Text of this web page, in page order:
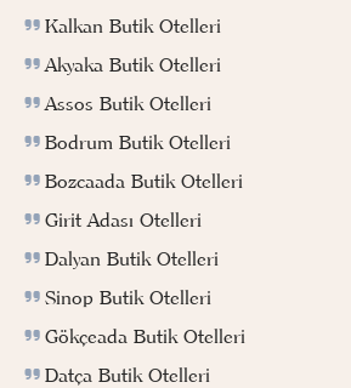
Kalkan Butik Otelleri
Akyaka Butik Otelleri
Assos Butik Otelleri
Bodrum Butik Otelleri
Bozcaada Butik Otelleri
Girit Adası Otelleri
Dalyan Butik Otelleri
Sinop Butik Otelleri
Gökçeada Butik Otelleri
Datça Butik Otelleri